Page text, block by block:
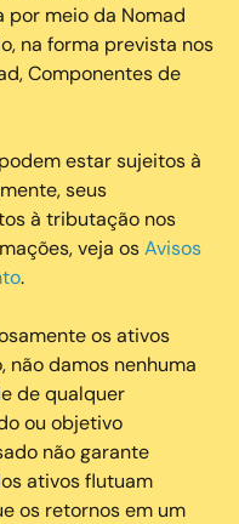
por meio da Nomad
na forma prevista nos
Componentes de
estar sujeitos à
seus
à tributação nos
veja osAvisos
.
os ativos
não damos nenhuma
de qualquer
ou objetivo
não garante
ativos flutuam
os retornos em um